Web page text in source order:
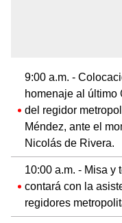
9:00 a.m. -
homenaje al último
del regidor
Méndez, ante el
Nicolás de Rivera.
10:00 a.m. - Misa y
contará con la
regidores